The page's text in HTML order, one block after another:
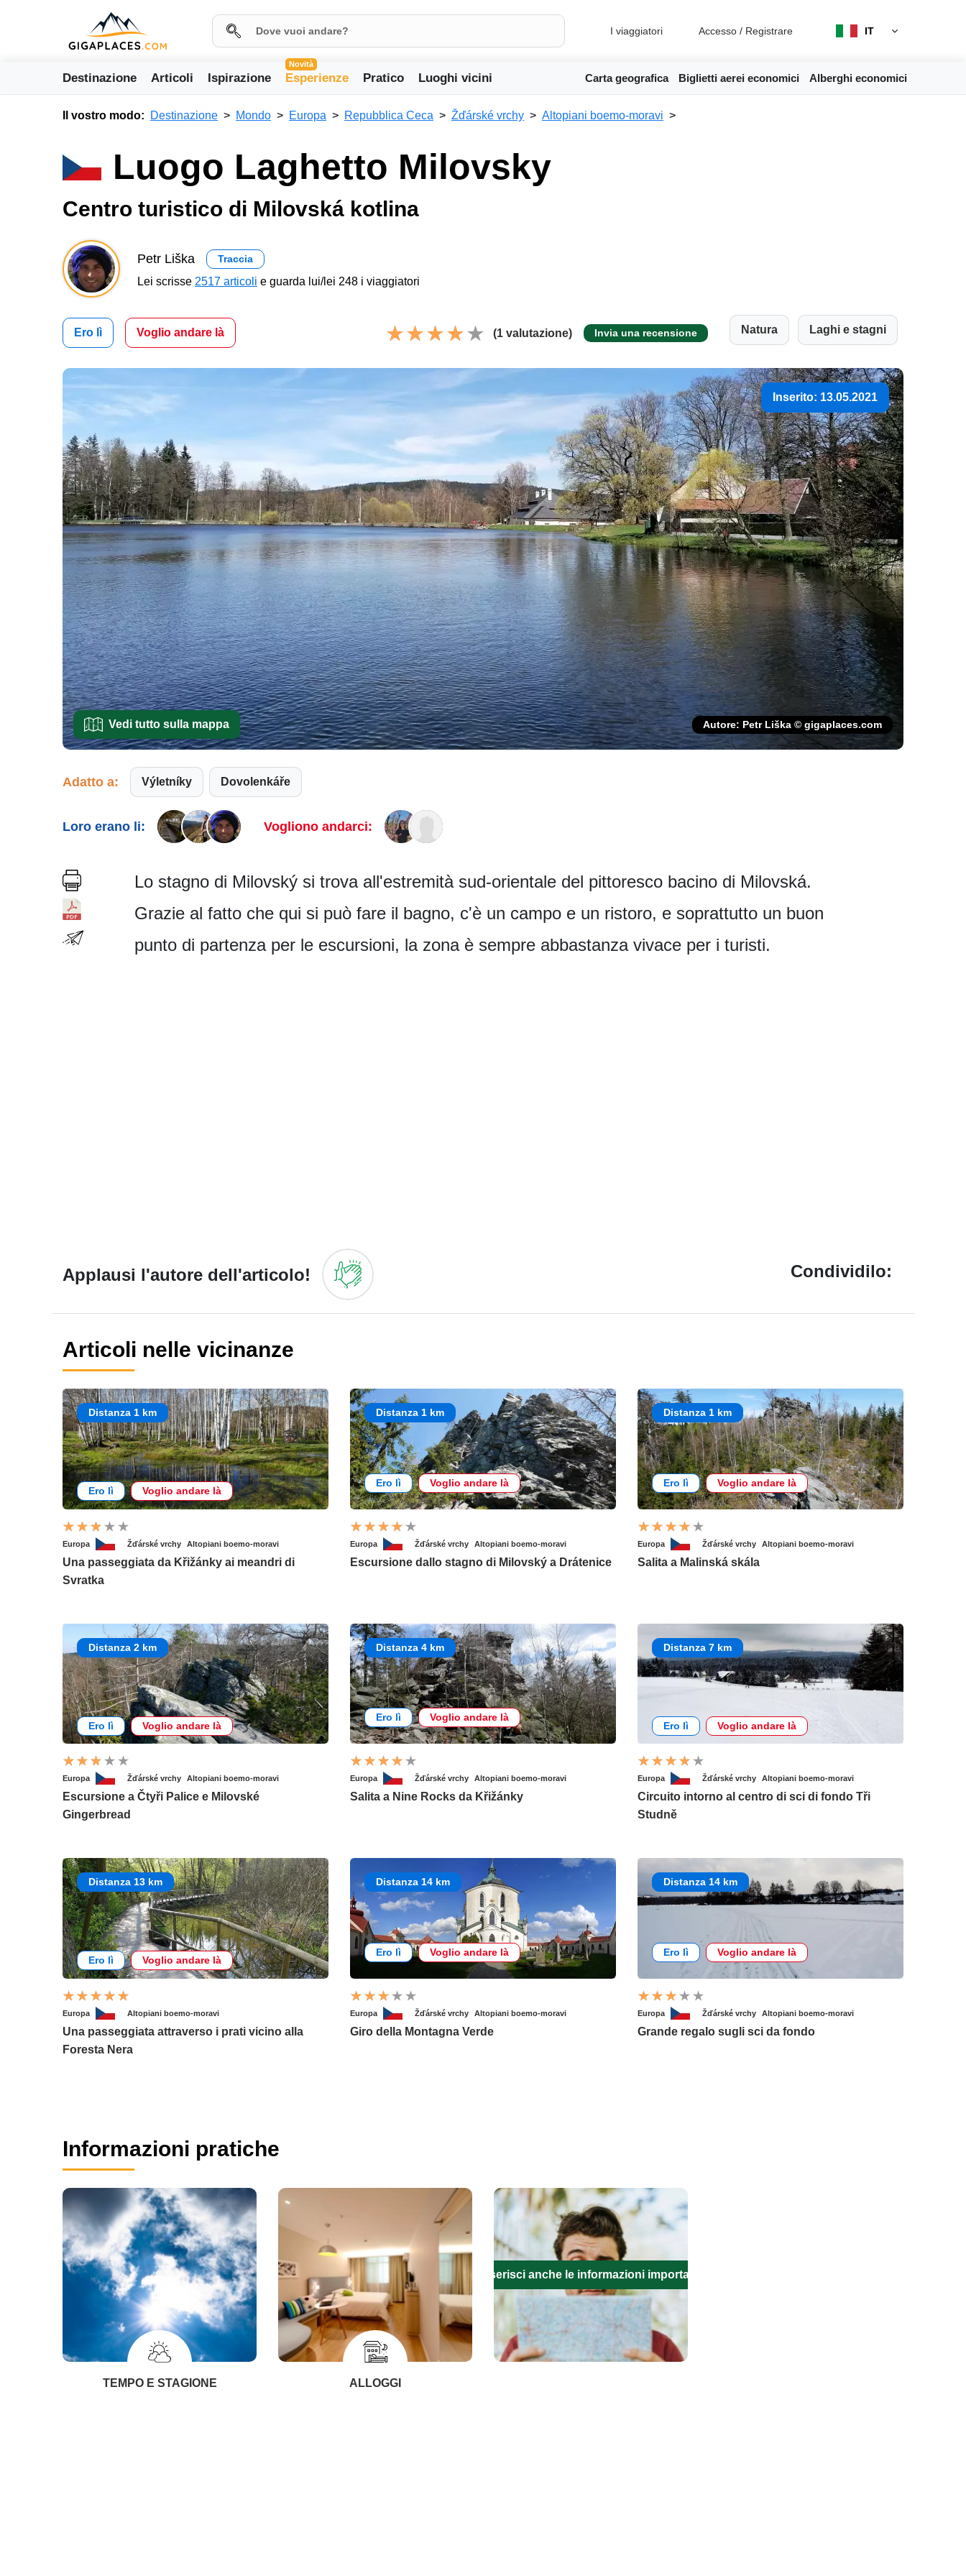
I viaggiatori Accesso / Registrare IT
Destinazione Articoli Ispirazione
Novità
Esperienze Pratico Luoghi vicini Carta geografica Biglietti aerei economici Alberghi economici
Il vostro modo: Destinazione Mondo Europa Repubblica Ceca Žďárské vrchy Altopiani boemo-moravi
Luogo Laghetto Milovsky
Centro turistico di Milovská kotlina
Petr Liška Traccia
Lei scrisse 2517 articoli e guarda lui/lei 248 i viaggiatori
Ero lì Voglio andare là (1 valutazione) Invia una recensione Natura Laghi e stagni
Inserito: 13.05.2021
Vedi tutto sulla mappa Autore: Petr Liška © gigaplaces.com
Adatto a: Výletníky Dovolenkáře
Loro erano li: Vogliono andarci:
Lo stagno di Milovský si trova all'estremità sud-orientale del pittoresco bacino di Milovská.
Grazie al fatto che qui si può fare il bagno, c'è un campo e un ristoro, e soprattutto un buon
punto di partenza per le escursioni, la zona è sempre abbastanza vivace per i turisti.
Applausi l'autore dell'articolo! Condividilo:
Articoli nelle vicinanze
Distanza 1 km
Ero lì Voglio andare là
Europa Žďárské vrchy Altopiani boemo-moravi
Una passeggiata da Křižánky ai meandri di
Svratka
Distanza 1 km
Ero lì Voglio andare là
Europa Žďárské vrchy Altopiani boemo-moravi
Escursione dallo stagno di Milovský a Drátenice
Distanza 1 km
Ero lì Voglio andare là
Europa Žďárské vrchy Altopiani boemo-moravi
Salita a Malinská skála
Distanza 2 km
Ero lì Voglio andare là
Europa Žďárské vrchy Altopiani boemo-moravi
Escursione a Čtyři Palice e Milovské
Gingerbread
Distanza 4 km
Ero lì Voglio andare là
Europa Žďárské vrchy Altopiani boemo-moravi
Salita a Nine Rocks da Křižánky
Distanza 7 km
Ero lì Voglio andare là
Europa Žďárské vrchy Altopiani boemo-moravi
Circuito intorno al centro di sci di fondo Tři
Studně
Distanza 13 km
Ero lì Voglio andare là
Europa Altopiani boemo-moravi
Una passeggiata attraverso i prati vicino alla
Foresta Nera
Distanza 14 km
Ero lì Voglio andare là
Europa Žďárské vrchy Altopiani boemo-moravi
Giro della Montagna Verde
Distanza 14 km
Ero lì Voglio andare là
Europa Žďárské vrchy Altopiani boemo-moravi
Grande regalo sugli sci da fondo
Informazioni pratiche
TEMPO E STAGIONE ALLOGGI
Inserisci anche le informazioni importanti